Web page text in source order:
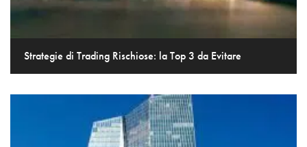
Strategie di Trading Rischiose: la Top 3 da Evitare